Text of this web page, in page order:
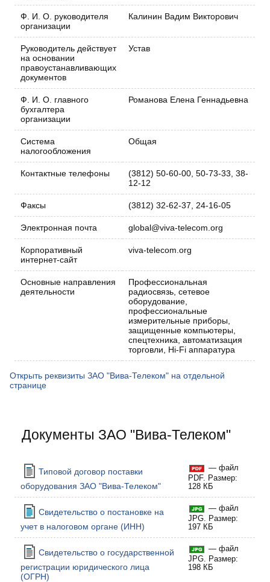
Ф. И. О. руководителя
организации
Калинин Вадим Викторович
Руководитель действует
на основании
правоустанавливающих
документов
Устав
Ф. И. О. главного
бухгалтера
организации
Романова Елена Геннадьевна
Система
налогообложения
Общая
Контактные телефоны
(3812) 50-60-00, 50-73-33, 38-
12-12
Факсы (3812) 32-62-37, 24-16-05
Электронная почта global@viva-telecom.org
Корпоративный
интернет-сайт
viva-telecom.org
Основные направления
деятельности
Профессиональная
радиосвязь, сетевое
оборудование,
профессиональные
измерительные приборы,
защищенные компьютеры,
спецтехника, автоматизация
торговли, Hi-Fi аппаратура
Открыть реквизиты ЗАО "Вива-Телеком" на отдельной
странице
Документы ЗАО "Вива-Телеком"
Типовой договор поставки
оборудования ЗАО "Вива-Телеком"
— файл
PDF. Размер:
128 КБ
Свидетельство о постановке на
учет в налоговом органе (ИНН)
— файл
JPG. Размер:
197 КБ
Свидетельство о государственной
регистрации юридического лица
(ОГРН)
— файл
JPG. Размер:
198 КБ